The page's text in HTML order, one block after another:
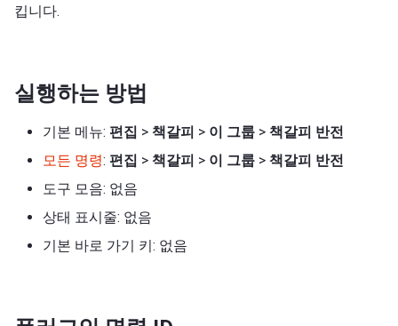
킵니다.
실행하는 방법
기본 메뉴: 편집 > 책갈피 > 이 그룹 > 책갈피 반전
모든 명령: 편집 > 책갈피 > 이 그룹 > 책갈피 반전
도구 모음: 없음
상태 표시줄: 없음
기본 바로 가기 키: 없음